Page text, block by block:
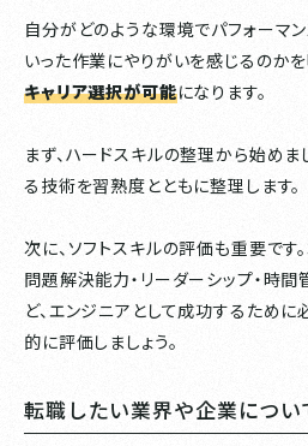
自分がどのような環境でパフォーマ
いった作業にやりがいを感じるのかを
キャリア選択が可能になります。
まず、ハードスキルの整理から始め
る技術を習熟度とともに整理します。
次に、ソフトスキルの評価も重要です
問題解決能力・リーダーシップ・時
ど、エンジニアとして成功するため
的に評価しましょう。
転職したい業界や企業につい